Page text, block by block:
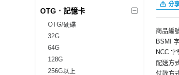
OTG．記憶卡
OTG/硬碟
32G
64G
128G
256G以上
分
商品編
BSMI
NCC
配送方
付款方